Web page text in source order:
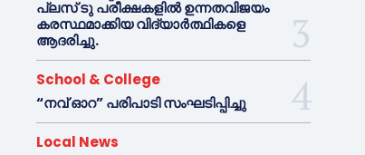
പ്ലസ് ടു പരീക്ഷകളിൽ ഉന്നതവിജയം
കരസ്ഥമാക്കിയ വിദ്യാർത്ഥികളെ
ആദരിച്ചു.
School & College
“നവ് ഓറ” പരിപാടി സംഘടിപ്പിച്ചു
Local News